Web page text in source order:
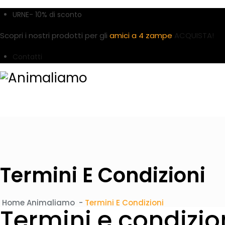
URNE- 10% di sconto
Scopri i nostri prodotti per gli amici a 4 zampe ACQUISTA!
Contatti
Termini E Condizioni
HomeAnimaliamo - Termini E Condizioni